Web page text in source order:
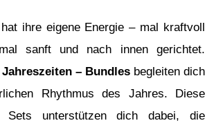
ihre eigene Energie – mal kraftvoll
sanft und nach innen gerichtet.
Jahreszeiten – Bundles begleiten dich
Rhythmus des Jahres. Diese
Sets unterstützen dich dabei, die